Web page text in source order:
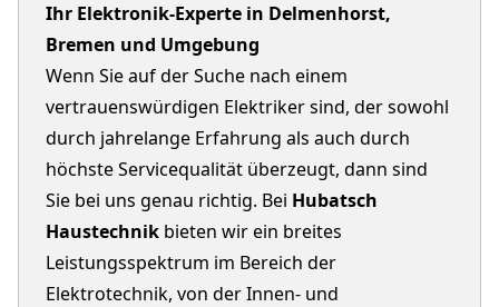
Ihr Elektronik-Experte in Delmenhorst,
Bremen und Umgebung
Wenn Sie auf der Suche nach einem
vertrauenswürdigen Elektriker sind, der sowohl
durch jahrelange Erfahrung als auch durch
höchste Servicequalität überzeugt, dann sind
Sie bei uns genau richtig. Bei Hubatsch
Haustechnik bieten wir ein breites
Leistungsspektrum im Bereich der
Elektrotechnik, von der Innen- und